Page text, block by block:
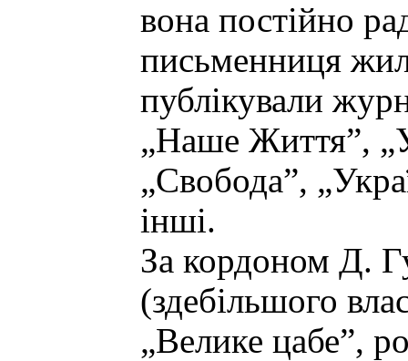
вона постійно
письменниця
публікували
„Наше Життя”,
„Свобода”,
інші.
За кордоном Д.
(здебільшого
„Велике цабе”,